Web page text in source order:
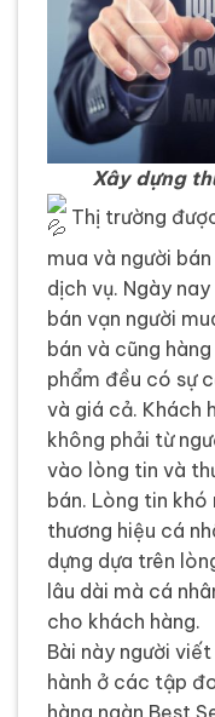
Xây dựng
Thị trường
mua và người
dịch vụ. Ngày
bán vạn người
bán và cũng
phẩm đều có sự
và giá cả. Khách
không phải từ
vào lòng tin và
bán. Lòng tin
thương hiệu cá
dựng dựa trên
lâu dài mà cá
cho khách hàng.
Bài này người
hành ở các tập
hàng ngàn Best